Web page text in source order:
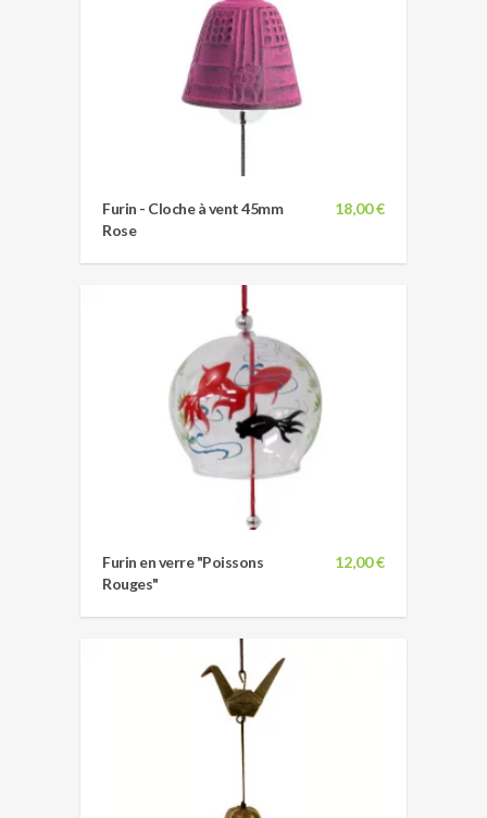
18,00 €
Furin - Cloche à vent 45mm
Rose
12,00 €
Furin en verre "Poissons
Rouges"